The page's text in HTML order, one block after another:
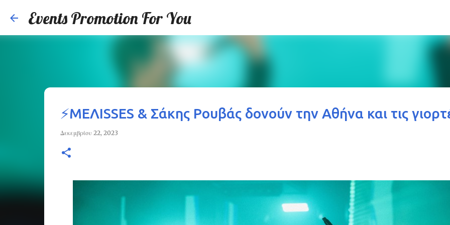
Events Promotion For You
⚡MEΛΙSSES & Σάκης Ρουβάς δονούν την Αθήνα και τις
Δεκεμβρίου 22, 2023